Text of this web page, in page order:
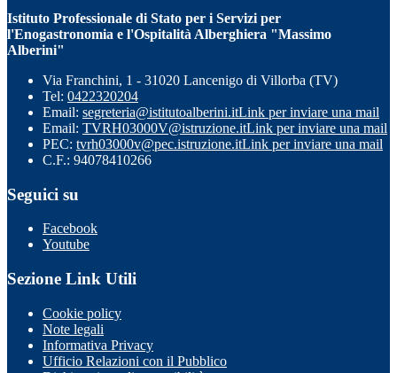
Istituto Professionale di Stato per i Servizi per
l'Enogastronomia e l'Ospitalità Alberghiera "Massimo
Alberini"
Via Franchini, 1 - 31020 Lancenigo di Villorba (TV)
Tel: 0422320204
Email: segreteria@istitutoalberini.itLink per inviare una mail
Email: TVRH03000V@istruzione.itLink per inviare una mail
PEC: tvrh03000v@pec.istruzione.itLink per inviare una mail
C.F.: 94078410266
Seguici su
Facebook
Youtube
Sezione Link Utili
Cookie policy
Note legali
Informativa Privacy
Ufficio Relazioni con il Pubblico